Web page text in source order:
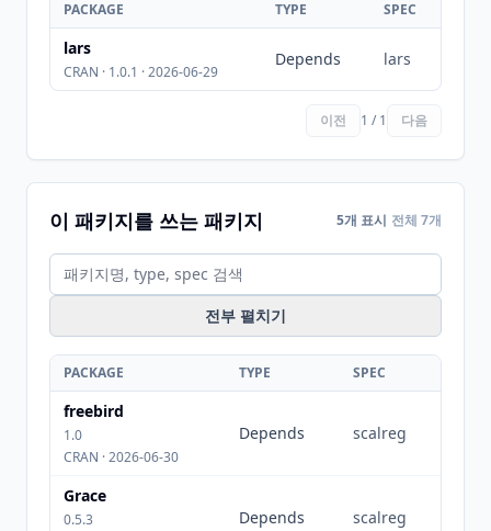
PACKAGE TYPE SPEC
lars
CRAN · 1.0.1 · 2026-06-29
Depends lars
이전 1 / 1 다음
이 패키지를 쓰는 패키지 5개 표시 전체 7개
전부 펼치기
PACKAGE TYPE SPEC
freebird
1.0
CRAN · 2026-06-30
Depends scalreg
Grace
0.5.3
Depends scalreg